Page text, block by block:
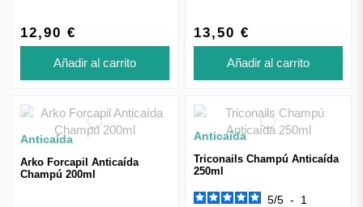
12,90 €
Añadir al carrito
13,50 €
Añadir al carrito
Anticaída
Arko Forcapil Anticaída
Champú 200ml
Anticaída
Triconails Champú Anticaída
250ml
5/5 - 1